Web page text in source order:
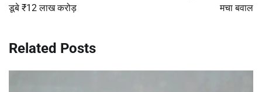
डूबे ₹12 लाख करोड़
मचा बवाल
Related Posts